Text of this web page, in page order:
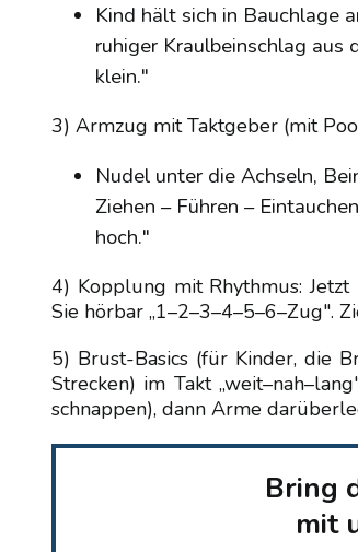
Kind hält sich in Bauchlage
ruhiger Kraulbeinschlag aus
klein."
3) Armzug mit Taktgeber (mit
Nudel unter die Achseln,
Ziehen – Führen –
hoch."
4) Kopplung mit Rhythmus:
Sie hörbar „1–2–3–4–5–6–Zug".
5) Brust-Basics (für Kinder, die
Strecken) im Takt
schnappen), dann Arme
Bring
mit